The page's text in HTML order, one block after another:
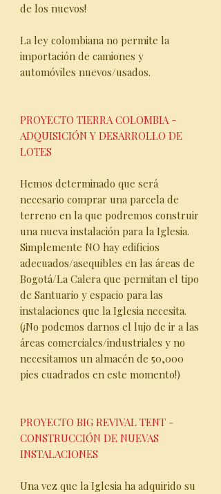
de los nuevos!
La ley colombiana no permite la
importación de camiones y
automóviles nuevos/usados.
PROYECTO TIERRA COLOMBIA -
ADQUISICIÓN Y DESARROLLO DE
LOTES
Hemos determinado que será
necesario comprar una parcela de
terreno en la que podremos construir
una nueva instalación para la Iglesia.
Simplemente NO hay edificios
adecuados/asequibles en las áreas de
Bogotá/La Calera que permitan el tipo
de Santuario y espacio para las
instalaciones que la Iglesia necesita.
(¡No podemos darnos el lujo de ir a las
áreas comerciales/industriales y no
necesitamos un almacén de 50,000
pies cuadrados en este momento!)
PROYECTO BIG REVIVAL TENT -
CONSTRUCCIÓN DE NUEVAS
INSTALACIONES
Una vez que la Iglesia ha adquirido su